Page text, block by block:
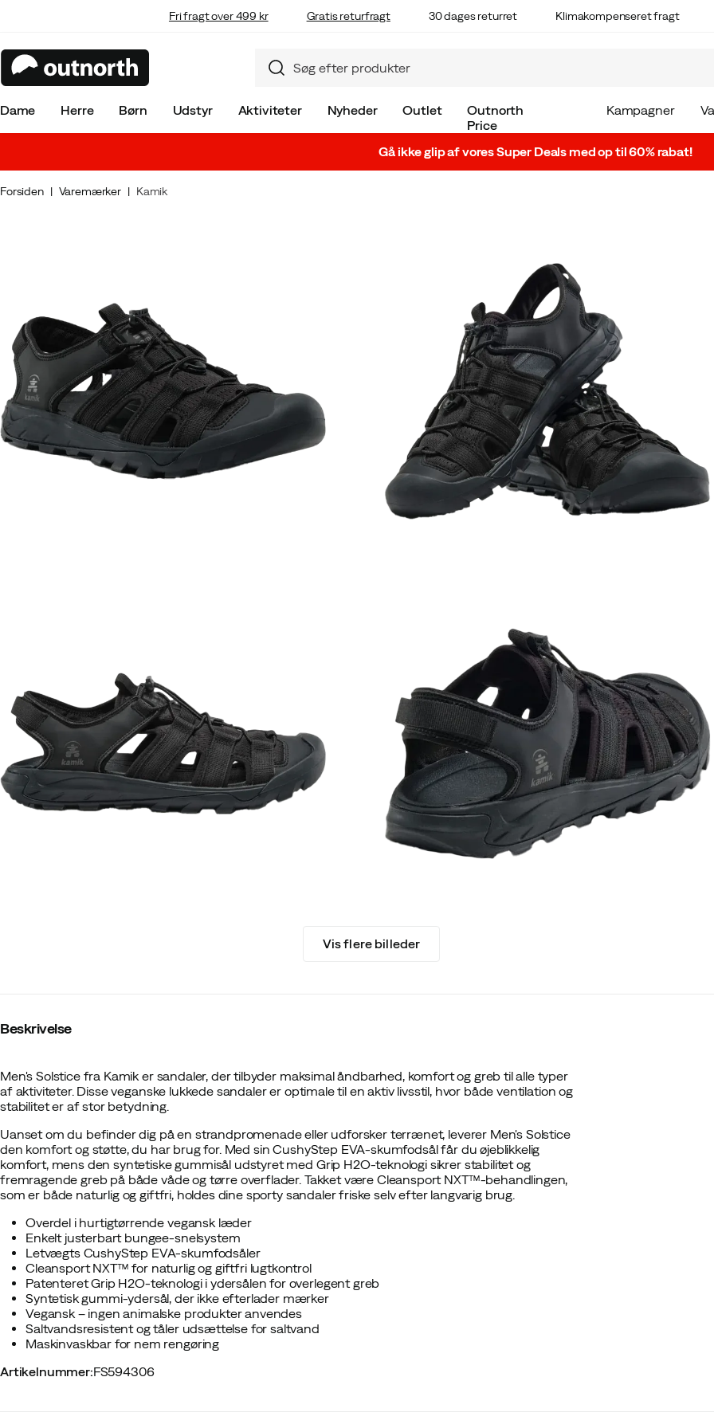
Fri fragt over 499 kr Gratis returfragt 30 dages returret Klimakompenseret fragt
Dame Herre Børn Udstyr Aktiviteter Nyheder Outlet
Outnorth
Price
Kampagner
Gå ikke glip af vores Super Deals med op til 60% rabat!
Forsiden Varemærker Kamik
Vis flere billeder
Beskrivelse
Men's Solstice fra Kamik er sandaler, der tilbyder maksimal åndbarhed, komfort og greb til alle typer
af aktiviteter. Disse veganske lukkede sandaler er optimale til en aktiv livsstil, hvor både ventilation og
stabilitet er af stor betydning.
Uanset om du befinder dig på en strandpromenade eller udforsker terrænet, leverer Men's Solstice
den komfort og støtte, du har brug for. Med sin CushyStep EVA-skumfodsål får du øjeblikkelig
komfort, mens den syntetiske gummisål udstyret med Grip H2O-teknologi sikrer stabilitet og
fremragende greb på både våde og tørre overflader. Takket være Cleansport NXT™-behandlingen,
som er både naturlig og giftfri, holdes dine sporty sandaler friske selv efter langvarig brug.
Overdel i hurtigtørrende vegansk læder
Enkelt justerbart bungee-snelsystem
Letvægts CushyStep EVA-skumfodsåler
Cleansport NXT™ for naturlig og giftfri lugtkontrol
Patenteret Grip H2O-teknologi i ydersålen for overlegent greb
Syntetisk gummi-ydersål, der ikke efterlader mærker
Vegansk – ingen animalske produkter anvendes
Saltvandsresistent og tåler udsættelse for saltvand
Maskinvaskbar for nem rengøring
Artikelnummer:FS594306